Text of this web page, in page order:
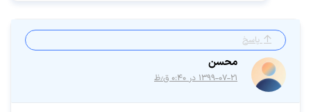
پاسخ
محسن
۱۳۹۹-۰۷-۲۱ در ۰:۴۰ ق٫ظ